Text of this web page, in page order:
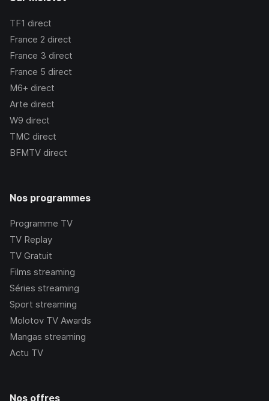
TF1 direct
France 2 direct
France 3 direct
France 5 direct
M6+ direct
Arte direct
W9 direct
TMC direct
BFMTV direct
Nos programmes
Programme TV
TV Replay
TV Gratuit
Films streaming
Séries streaming
Sport streaming
Molotov TV Awards
Mangas streaming
Actu TV
Nos offres